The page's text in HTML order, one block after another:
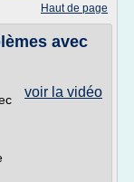
Haut de page
avec
voir la vidéo